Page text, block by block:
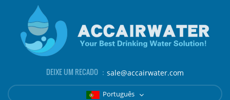
DEIXE UM RECADO ： sale@accairwater.com
Português